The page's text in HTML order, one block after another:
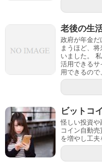
老後の生
政府が年金だ
まうほど、
いました。
活用できるサ
用できるので
ビットコ
怪しい投資や
コイン自動
を増やし工夫